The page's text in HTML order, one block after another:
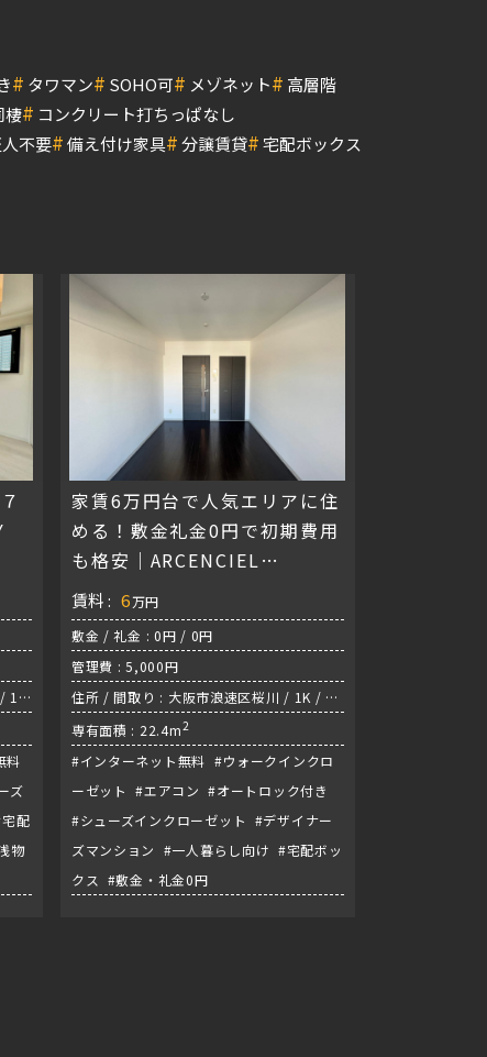
# タワマン# SOHO可# メゾネット# 高層階
棲# コンクリート打ちっぱなし
不要#備え付け家具#分譲賃貸#宅配ボックス
1K
料
ズ
配
物
家賃6万円台で人気エリアに住
める！敷金礼金0円で初期費用
も格安｜ARCENCIEL
SQUARE桜川
賃料 : 6万円
敷金 / 礼金 : 0円 / 0円
管理費 : 5,000円
住所 / 間取り : 大阪市浪速区桜川 / 1K / な
んば線『桜川駅』
専有面積 : 22.4m2
#インターネット無料 #ウォークインクロ
ーゼット #エアコン #オートロック付き
#シューズインクローゼット #デザイナー
ズマンション #一人暮らし向け #宅配ボッ
クス #敷金・礼金0円